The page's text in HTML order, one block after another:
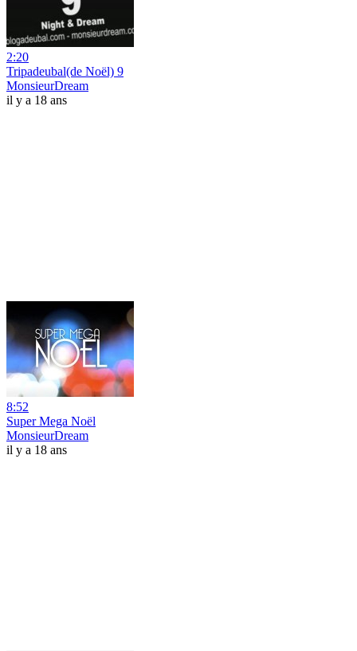
2:20
Tripadeubal(de Noël) 9
MonsieurDream
il y a 18 ans
8:52
Super Mega Noël
MonsieurDream
il y a 18 ans